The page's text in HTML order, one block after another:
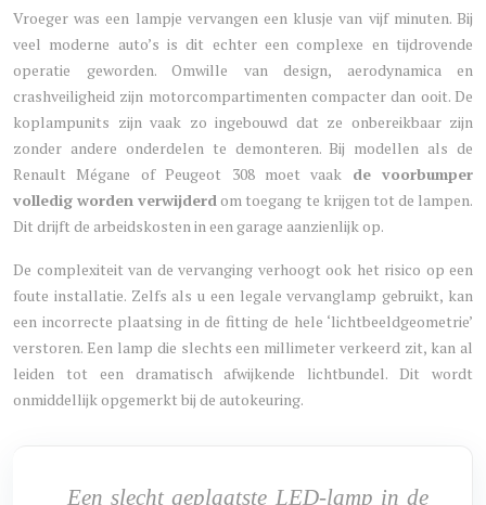
Vroeger was een lampje vervangen een klusje van vijf minuten. Bij
veel moderne auto’s is dit echter een complexe en tijdrovende
operatie geworden. Omwille van design, aerodynamica en
crashveiligheid zijn motorcompartimenten compacter dan ooit. De
koplampunits zijn vaak zo ingebouwd dat ze onbereikbaar zijn
zonder andere onderdelen te demonteren. Bij modellen als de
Renault Mégane of Peugeot 308 moet vaak de voorbumper
volledig worden verwijderdom toegang te krijgen tot de lampen.
Dit drijft de arbeidskosten in een garage aanzienlijk op.
De complexiteit van de vervanging verhoogt ook het risico op een
foute installatie. Zelfs als u een legale vervanglamp gebruikt, kan
een incorrecte plaatsing in de fitting de hele ‘lichtbeeldgeometrie’
verstoren. Een lamp die slechts een millimeter verkeerd zit, kan al
leiden tot een dramatisch afwijkende lichtbundel. Dit wordt
onmiddellijk opgemerkt bij de autokeuring.
Een slecht geplaatste LED-lamp in de